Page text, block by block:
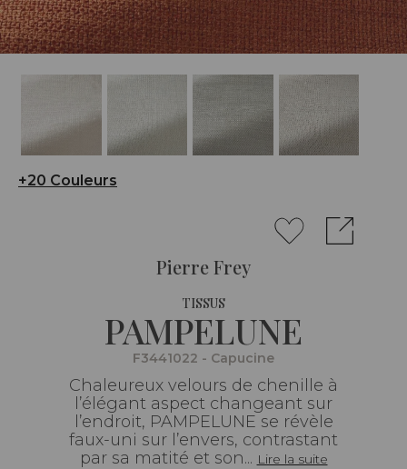
+20 Couleurs
Pierre Frey
TISSUS
PAMPELUNE
F3441022 - Capucine
Chaleureux velours de chenille à
l’élégant aspect changeant sur
l’endroit, PAMPELUNE se révèle
faux-uni sur l’envers, contrastant
par sa matité et son... Lire la suite